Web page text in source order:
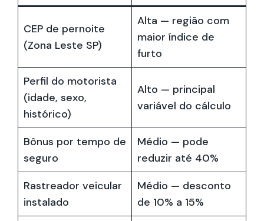
CEP de pernoite
(Zona Leste SP)
Alta — região com
maior índice de
furto
Perfil do motorista
(idade, sexo,
histórico)
Alto — principal
variável do cálculo
Bônus por tempo de
seguro
Médio — pode
reduzir até 40%
Rastreador veicular
instalado
Médio — desconto
de 10% a 15%